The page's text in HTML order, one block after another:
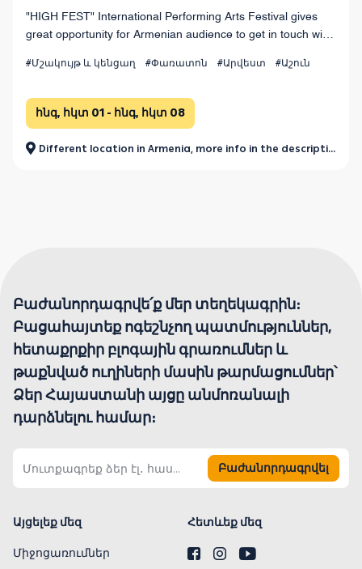
"HIGH FEST" International Performing Arts Festival gives
great opportunity for Armenian audience to get in touch with
#Մշակույթ և կենցաղ #Փառատոն #Արվեստ #Աշուն
հնգ, հկտ 01 - հնգ, հկտ 08
Different location in Armenia, more info in the description.
Բաժանորդագրվե՛ք մեր տեղեկագրին։
Բացահայտեք ոգեշնչող պատմություններ,
հետաքրքիր բլոգային գրառումներ և
թաքնված ուղիների մասին թարմացումներ՝
Ձեր Հայաստանի այցը անմոռանալի
դարձնելու համար։
Բաժանորդագրվել
Այցելեք մեզ Հետևեք մեզ
Միջոցառումներ